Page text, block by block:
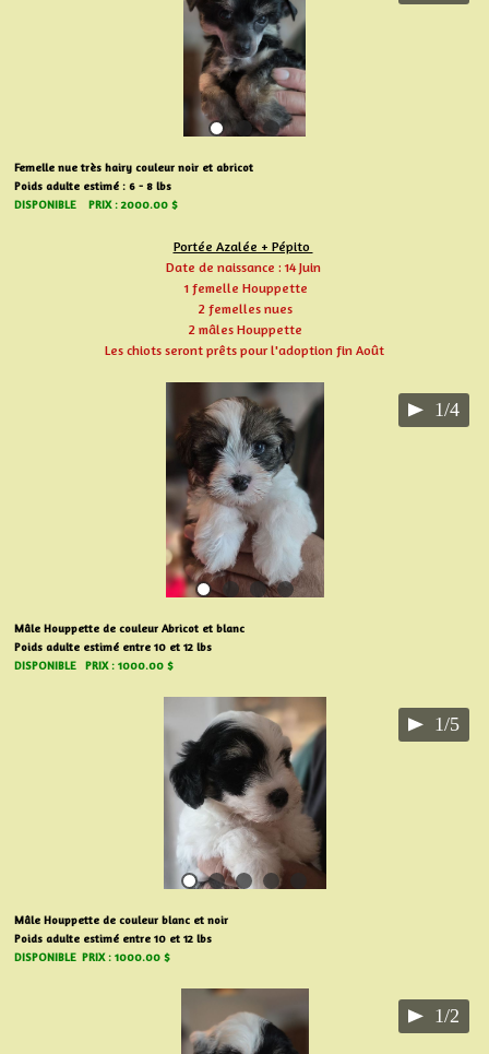
Femelle nue très hairy couleur noir et abricot
Poids adulte estimé : 6 - 8 lbs
DISPONIBLE PRIX : 2000.00 $
Portée Azalée + Pépito
Date de naissance : 14 Juin
1 femelle Houppette
2 femelles nues
2 mâles Houppette
Les chiots seront prêts pour l'adoption fin Août
1/4
Mâle Houppette de couleur Abricot et blanc
Poids adulte estimé entre 10 et 12 lbs
DISPONIBLE PRIX : 1000.00 $
1/5
Mâle Houppette de couleur blanc et noir
Poids adulte estimé entre 10 et 12 lbs
DISPONIBLE PRIX : 1000.00 $
1/2